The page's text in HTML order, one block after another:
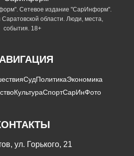
Сетевое издание "СарИнформ".
области. Люди, места,
события. 18+
СудПолитикаЭкономика
КультураСпортСарИнФото
ул. Горького, 21